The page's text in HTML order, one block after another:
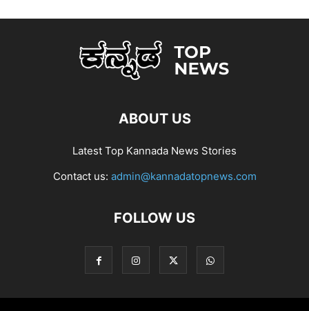
ABOUT US
Latest Top Kannada News Stories
Contact us: admin@kannadatopnews.com
FOLLOW US